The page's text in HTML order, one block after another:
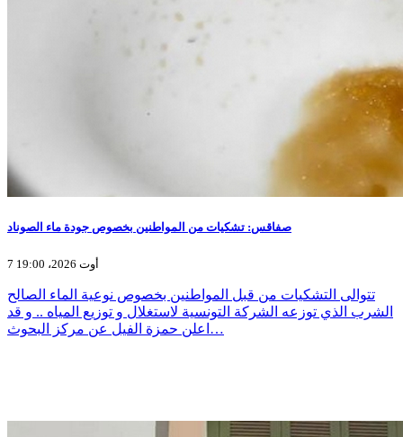
صفاقس: تشكيات من المواطنين بخصوص جودة ماء الصوناد
7 أوت 2026، 19:00
تتوالى التشكيات من قبل المواطنين بخصوص نوعية الماء الصالح
الشرب الذي توزعه الشركة التونسية لاستغلال و توزيع المياه .. و قد
اعلن حمزة الفيل عن مركز البحوث…